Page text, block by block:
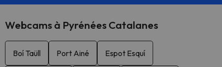
Webcams à Pyrénées Catalanes
Boí Taüll Port Ainé Espot Esquí